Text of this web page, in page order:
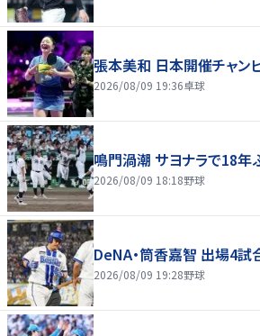
張本美和 日本開催チャン
2026/08/09 19:36卓球
鳴門渦潮 サヨナラで18年
2026/08/09 18:18野球
DeNA・筒香嘉智 出場4試
2026/08/09 19:28野球